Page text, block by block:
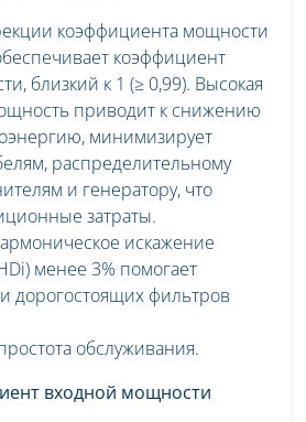
коэффициента мощности
коэффициент
близкий к 1 (≥ 0,99). Высокая
приводит к снижению
минимизирует
распределительному
и генератору, что
затраты.
искажение
менее 3% помогает
дорогостоящих фильтров
обслуживания.
входной мощности